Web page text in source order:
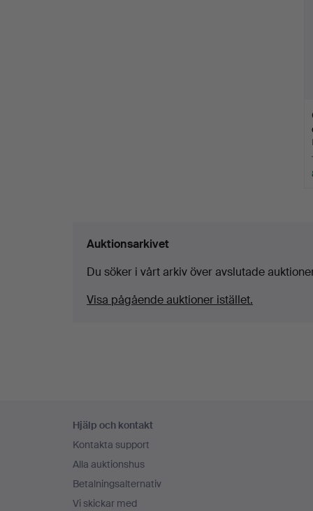
Auktionsarkivet
Du söker i vårt arkiv över avslutade
Visa pågående auktioner istället.
Hjälp och kontakt
Kontakta support
Alla auktionshus
Betalningsalternativ
Vi skickar med